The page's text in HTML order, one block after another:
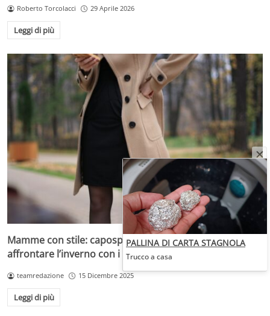
Roberto Torcolacci 29 Aprile 2026
Leggi di più
Mamme con stile: capospalla comodi e avvolgenti per
affrontare l’inverno con i bambini
teamredazione 15 Dicembre 2025
Leggi di più
PALLINA DI CARTA STAGNOLA
Trucco a casa